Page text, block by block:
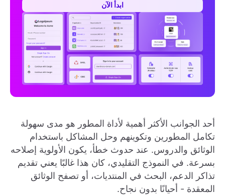
ابدأ الآن
أحد الجوانب الأكثر أهمية لأداة المطور هو مدى سهولة
تكامل المطورين وتكوينهم وحل المشاكل باستخدام
الوثائق والدروس. عند حدوث خطأ، يكون الأولوية إصلاحه
بسرعة. في النموذج التقليدي، كان هذا غالبًا يعني تقديم
تذاكر الدعم، البحث في المنتديات، أو تصفح الوثائق
المعقدة - أحيانًا بدون نجاح.